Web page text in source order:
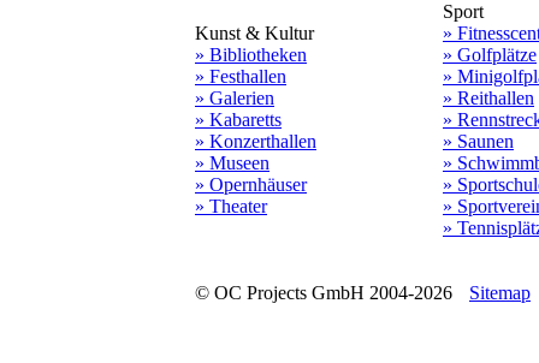
Kunst & Kultur
» Bibliotheken
» Festhallen
» Galerien
» Kabaretts
» Konzerthallen
» Museen
» Opernhäuser
» Theater
Sport
»
» Golfplätze
»
» Reithallen
»
» Saunen
»
»
»
»
© OC Projects GmbH 2004-2026 Sitemap